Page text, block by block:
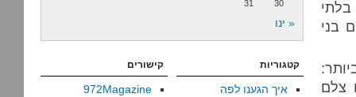
בני
צלם
30
31
« ינו
קטגוריות
איך הגענו לפה
קישורים
972Magazine